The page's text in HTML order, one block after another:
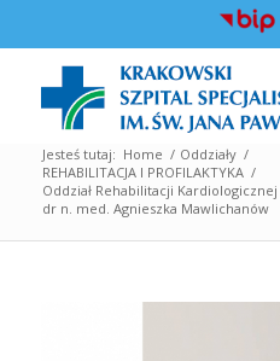
Jesteś tutaj: Home / Oddziały /
REHABILITACJA I PROFILAKTYKA /
Oddział Rehabilitacji Kardiologicznej
dr n. med. Agnieszka Mawlichanów